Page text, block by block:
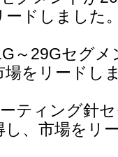
ードしました
～29Gセグ
をリードし
ティング針
、市場をリ